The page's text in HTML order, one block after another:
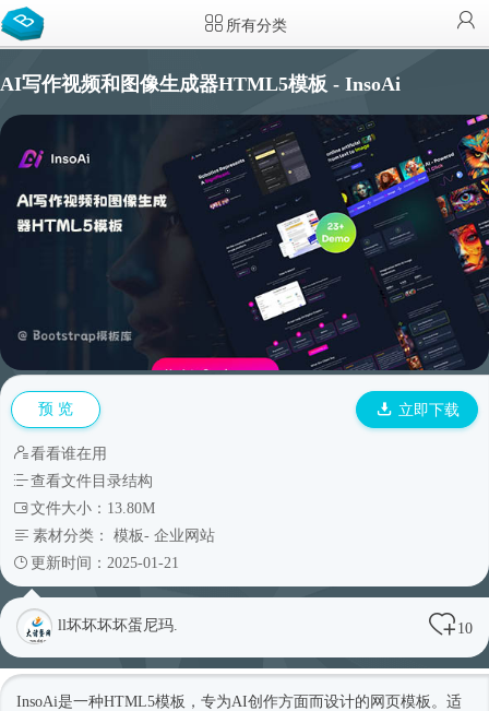
所有分类
AI写作视频和图像生成器HTML5模板 - InsoAi
预 览 立即下载
看看谁在用
查看文件目录结构
文件大小：13.80M
素材分类： 模板- 企业网站
更新时间：2025-01-21
ll坏坏坏坏蛋尼玛. 10
InsoAi是一种HTML5模板，专为AI创作方面而设计的网页模板。适